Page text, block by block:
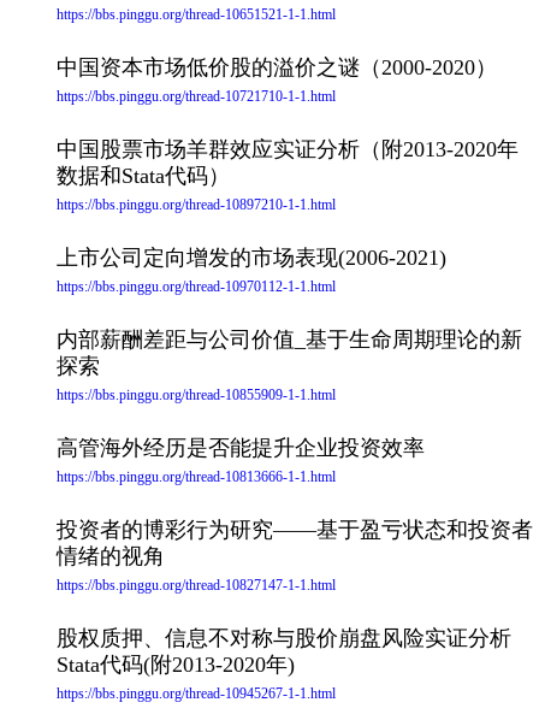
https://bbs.pinggu.org/thread-10651521-1-1.html
中国资本市场低价股的溢价之谜（2000-2020）
https://bbs.pinggu.org/thread-10721710-1-1.html
中国股票市场羊群效应实证分析（附2013-2020年
数据和Stata代码）
https://bbs.pinggu.org/thread-10897210-1-1.html
上市公司定向增发的市场表现(2006-2021)
https://bbs.pinggu.org/thread-10970112-1-1.html
内部薪酬差距与公司价值_基于生命周期理论的新
探索
https://bbs.pinggu.org/thread-10855909-1-1.html
高管海外经历是否能提升企业投资效率
https://bbs.pinggu.org/thread-10813666-1-1.html
投资者的博彩行为研究——基于盈亏状态和投资者
情绪的视角
https://bbs.pinggu.org/thread-10827147-1-1.html
股权质押、信息不对称与股价崩盘风险实证分析
Stata代码(附2013-2020年)
https://bbs.pinggu.org/thread-10945267-1-1.html